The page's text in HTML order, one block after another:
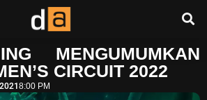
MENGUMUMKAN
CIRCUIT 2022
8:00 PM